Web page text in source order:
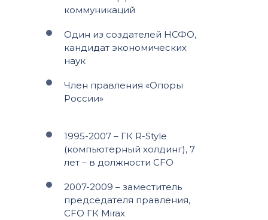
2007-2009 – заместитель
председателя правления,
СFO ГК Mirax
1995-2007 – ГК R-Style
(компьютерный холдинг), 7
лет – в должности СFO
Член правления «Опоры
России»
Один из создателей НСФО,
кандидат экономических
наук
коммуникаций